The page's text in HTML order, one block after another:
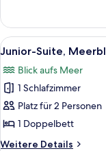
anzeigen
Doppelzimmer,
Meerblick
(2
1)
Alle
Fotos
für
Junior-
Suite,
Meerblick
anzeigen
5
Junior-Suite,
Blick aufs Meer
1 Schlafzimmer
Platz für 2 Personen
1 Doppelbett
Weitere Details
Weitere